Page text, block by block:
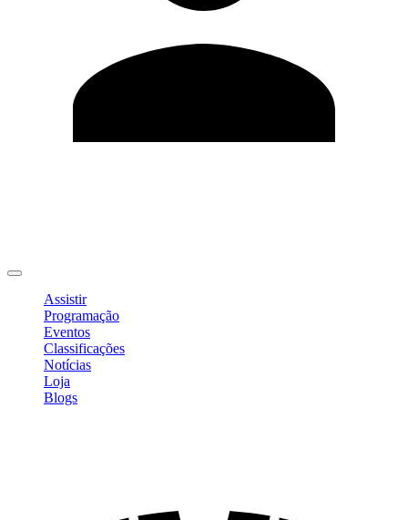
Assistir
Programação
Eventos
Classificações
Notícias
Loja
Blogs